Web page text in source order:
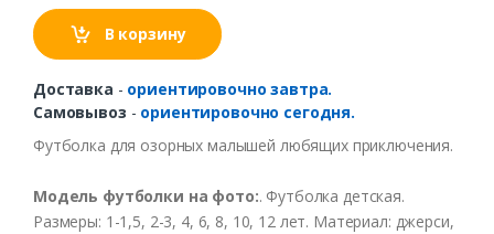
В корзину
Доставка - ориентировочно завтра.
Самовывоз - ориентировочно сегодня.
Футболка для озорных малышей любящих приключения.
Модель футболки на фото:. Футболка детская.
Размеры: 1-1,5, 2-3, 4, 6, 8, 10, 12 лет. Материал: джерси,